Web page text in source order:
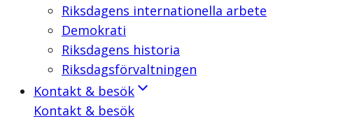
Riksdagens internationella arbete
Demokrati
Riksdagens historia
Riksdagsförvaltningen
Kontakt & besök
Kontakt & besök